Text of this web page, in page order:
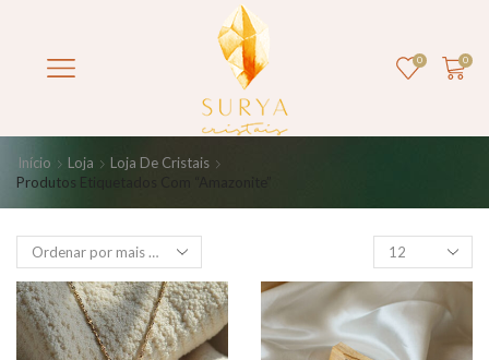
0 0
Início Loja
Loja De Cristais
Produtos Etiquetados Com “amazonite”